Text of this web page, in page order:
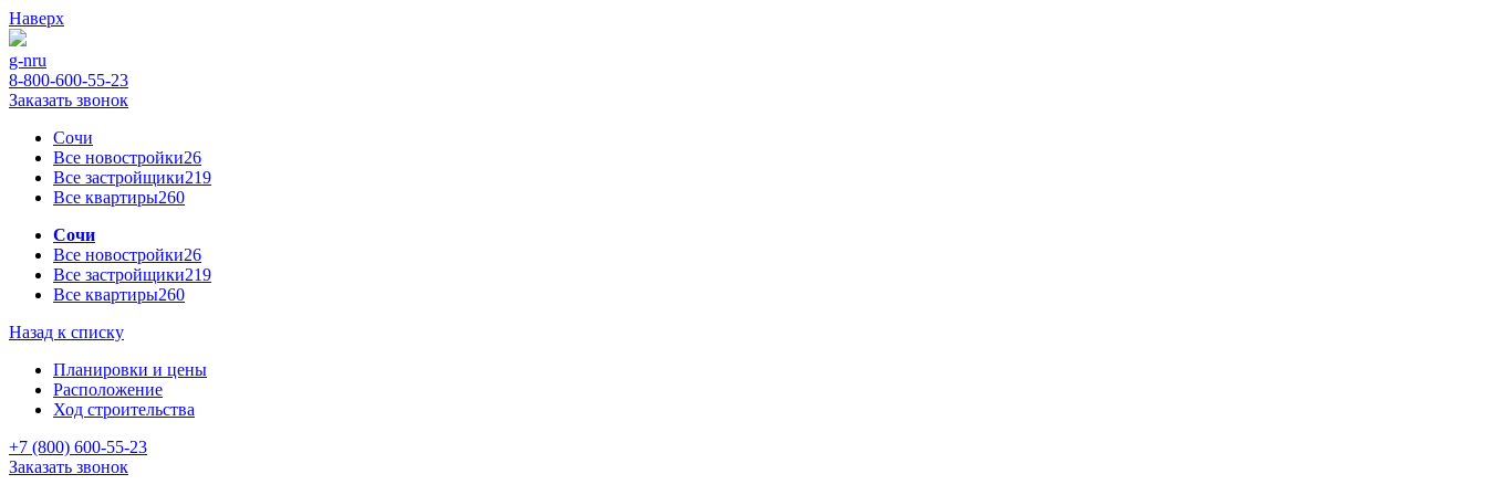
Наверх
g-nru
8-800-600-55-23
Заказать звонок
Сочи
Все новостройки26
Все застройщики219
Все квартиры260
Сочи
Все новостройки26
Все застройщики219
Все квартиры260
Назад к списку
Планировки и цены
Расположение
Ход строительства
+7 (800) 600-55-23
Заказать звонок